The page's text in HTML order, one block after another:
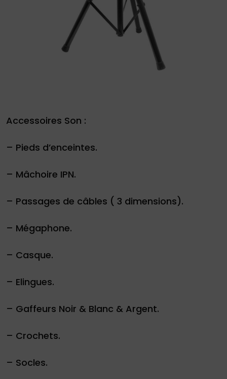
Accessoires Son :
– Pieds d’enceintes.
– Mâchoire IPN.
– Passages de câbles ( 3 dimensions).
– Mégaphone.
– Casque.
– Elingues.
– Gaffeurs Noir & Blanc & Argent.
– Crochets.
– Socles.
34
76